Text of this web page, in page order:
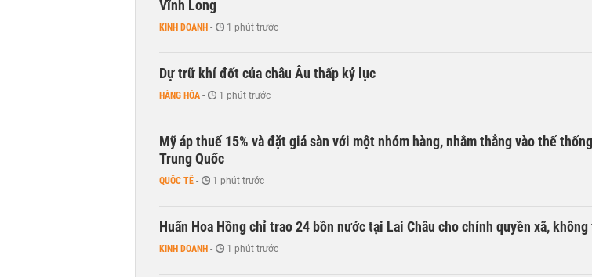
Vĩnh Long
KINH DOANH - 1 phút trước
Dự trữ khí đốt của châu Âu thấp kỷ lục
HÀNG HÓA - 1 phút trước
Mỹ áp thuế 15% và đặt giá sàn với một nhóm hàng, nhắm thẳng vào thế
Trung Quốc
QUỐC TẾ - 1 phút trước
Huấn Hoa Hồng chỉ trao 24 bồn nước tại Lai Châu cho chính quyền xã,
KINH DOANH - 1 phút trước